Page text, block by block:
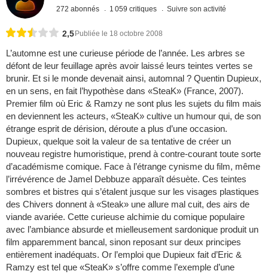
272 abonnés 1 059 critiques Suivre son activité
2,5 Publiée le 18 octobre 2008
L’automne est une curieuse période de l’année. Les arbres se
défont de leur feuillage après avoir laissé leurs teintes vertes se
brunir. Et si le monde devenait ainsi, automnal ? Quentin Dupieux,
en un sens, en fait l’hypothèse dans «SteaK» (France, 2007).
Premier film où Eric & Ramzy ne sont plus les sujets du film mais
en deviennent les acteurs, «SteaK» cultive un humour qui, de son
étrange esprit de dérision, déroute a plus d’une occasion.
Dupieux, quelque soit la valeur de sa tentative de créer un
nouveau registre humoristique, prend à contre-courant toute sorte
d’académisme comique. Face à l’étrange cynisme du film, même
l’irrévérence de Jamel Debbuze apparaît désuète. Ces teintes
sombres et bistres qui s’étalent jusque sur les visages plastiques
des Chivers donnent à «Steak» une allure mal cuit, des airs de
viande avariée. Cette curieuse alchimie du comique populaire
avec l’ambiance absurde et mielleusement sardonique produit un
film apparemment bancal, sinon reposant sur deux principes
entièrement inadéquats. Or l’emploi que Dupieux fait d’Eric &
Ramzy est tel que «SteaK» s’offre comme l’exemple d’une